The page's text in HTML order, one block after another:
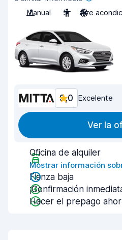
Manual
5 Aire
9,0 Excelente
Ver la
Oficina de alquiler
Mostrar información
Fianza baja
¡Confirmación
Hacer el prepago